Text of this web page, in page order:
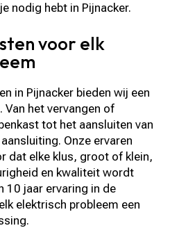
nodig hebt in Pijnacker.
voor elk
in Pijnacker bieden wij een
Van het vervangen of
tot het aansluiten van
Onze ervaren
dat elke klus, groot of klein,
en kwaliteit wordt
10 jaar ervaring in de
elektrisch probleem een